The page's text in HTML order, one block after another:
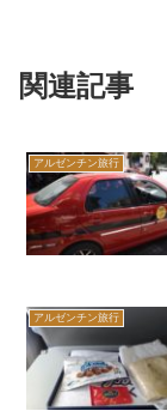
関連記事
アルゼンチン旅行
アルゼンチン旅行